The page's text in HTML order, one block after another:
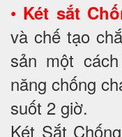
• Két sắt
và chế tạo
sản một
năng chống
suốt 2 giờ.
Két Sắt